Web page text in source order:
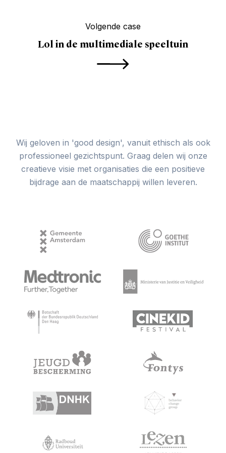
Volgende case
Lol in de multimediale speeltuin
Wij geloven in 'good design', vanuit ethisch als ook
professioneel gezichtspunt. Graag delen wij onze
creatieve visie met organisaties die een positieve
bijdrage aan de maatschappij willen leveren.